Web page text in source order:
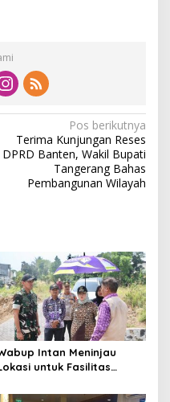
Pos berikutnya
Terima Kunjungan Reses
DPRD Banten, Wakil Bupati
Tangerang Bahas
Pembangunan Wilayah
Intan Meninjau
untuk Fasilitas